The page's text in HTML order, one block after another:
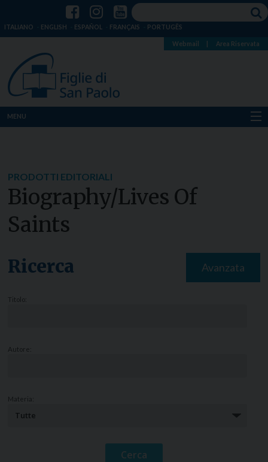
ITALIANO ENGLISH ESPAÑOL FRANÇAIS PORTUGÊS
Webmail Area Riservata
MENU
Notizie
Risorse
Media
PRODOTTI EDITORIALI
Biography/Lives Of
Saints
Ricerca Avanzata
Titolo:
Autore:
Materia: